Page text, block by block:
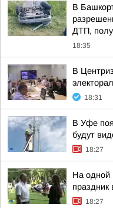
В
ДТП,
18:35
В
18:31
В Уфе
будут
18:27
На одной
праздник
18:27